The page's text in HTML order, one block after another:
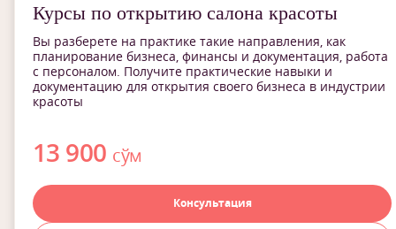
Курсы по открытию салона красоты
Вы разберете на практике такие направления, как
планирование бизнеса, финансы и документация, работа
с персоналом. Получите практические навыки и
документацию для открытия своего бизнеса в индустрии
красоты
13 900 сўм
Консультация